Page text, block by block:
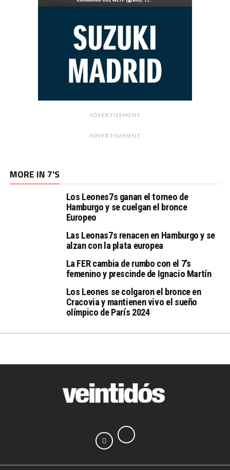
ADVERTISEMENT
ADVERTISEMENT
MORE IN 7'S
Los Leones7s ganan el torneo de
Hamburgo y se cuelgan el bronce
Europeo
Las Leonas7s renacen en Hamburgo y se
alzan con la plata europea
La FER cambia de rumbo con el 7’s
femenino y prescinde de Ignacio Martín
Los Leones se colgaron el bronce en
Cracovia y mantienen vivo el sueño
olímpico de París 2024